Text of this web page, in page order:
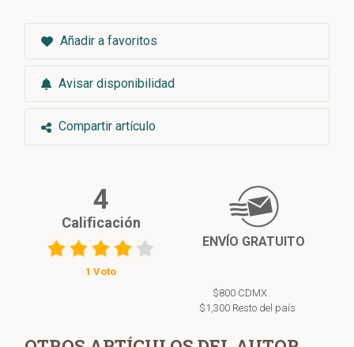
Añadir a favoritos
Avisar disponibilidad
Compartir artículo
4
Calificación
1 Voto
ENVÍO GRATUITO
$800 CDMX
$1,300 Resto del país